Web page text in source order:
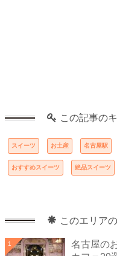
この記事の
スイーツ お土産 名古屋駅
おすすめスイーツ 絶品スイーツ
このエリア
1
名古屋の